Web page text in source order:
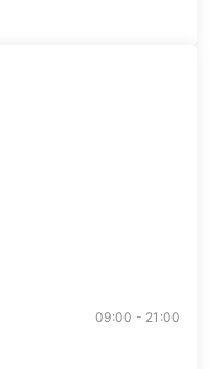
09:00 - 21:00